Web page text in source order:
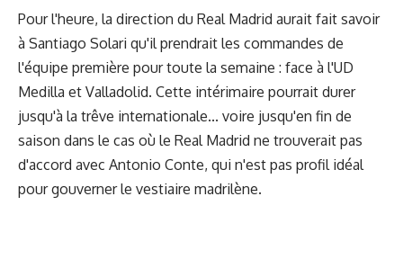
Pour l'heure, la direction du Real Madrid aurait fait savoir
à Santiago Solari qu'il prendrait les commandes de
l'équipe première pour toute la semaine : face à l'UD
Medilla et Valladolid. Cette intérimaire pourrait durer
jusqu'à la trêve internationale... voire jusqu'en fin de
saison dans le cas où le Real Madrid ne trouverait pas
d'accord avec Antonio Conte, qui n'est pas profil idéal
pour gouverner le vestiaire madrilène.